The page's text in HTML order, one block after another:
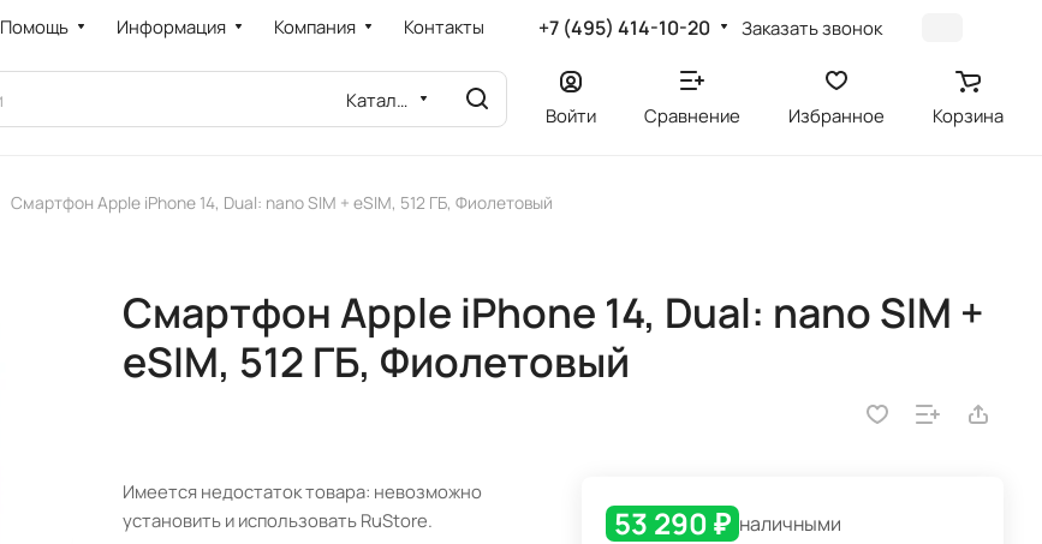
Помощь Информация Компания Контакты +7 (495) 414-10-20 Заказать звонок
Каталог
Войти Сравнение Избранное Корзина
Смартфон Apple iPhone 14, Dual: nano SIM + eSIM, 512 ГБ, Фиолетовый
Смартфон Apple iPhone 14, Dual: nano SIM +
eSIM, 512 ГБ, Фиолетовый
Имеется недостаток товара: невозможно
установить и использовать RuStore.
53 290 ₽ наличными